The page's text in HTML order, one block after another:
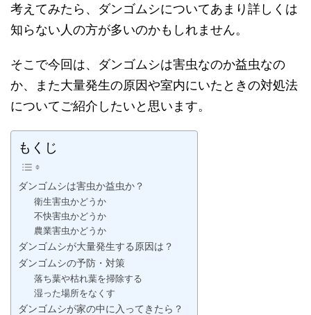
考えてみたら、ダンゴムシについてあまり詳しくは
知らない人の方が多いのかもしれません。
そこで今回は、ダンゴムシは害虫なのか益虫なの
か、また大量発生の原因や室内にいたときの対処法
についてご紹介したいと思います。
もくじ
ダンゴムシは害虫か益虫か？
衛生害虫かどうか
不快害虫かどうか
農業害虫かどうか
ダンゴムシが大量発生する原因は？
ダンゴムシの予防・対策
落ち葉や枯れ葉を掃除する
湿った場所をなくす
ダンゴムシが家の中に入ってきたら？